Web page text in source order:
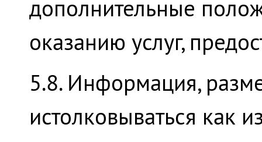
дополнительные
оказанию услуг,
5.8. Информация,
истолковываться как